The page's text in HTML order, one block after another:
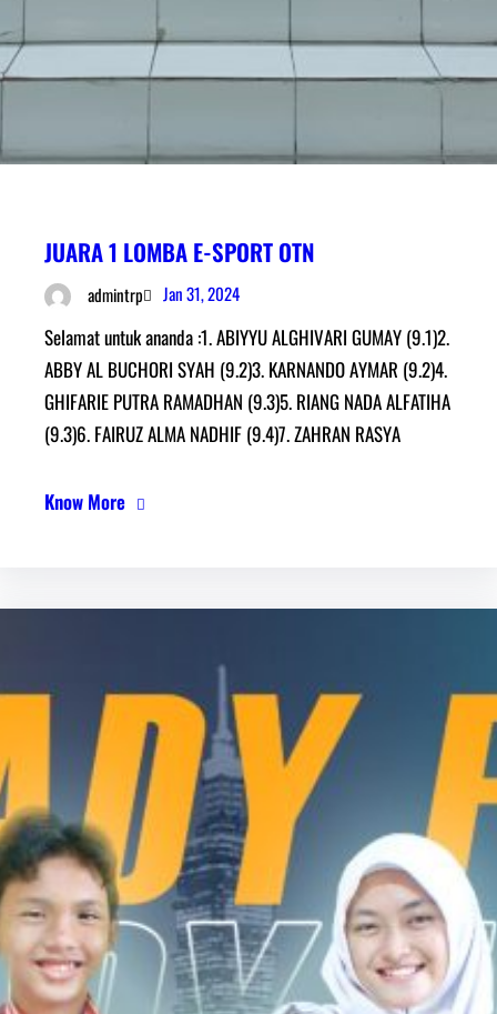
JUARA 1 LOMBA E-SPORT OTN
admintrp Jan 31, 2024
Selamat untuk ananda :1. ABIYYU ALGHIVARI GUMAY (9.1)2.
ABBY AL BUCHORI SYAH (9.2)3. KARNANDO AYMAR (9.2)4.
GHIFARIE PUTRA RAMADHAN (9.3)5. RIANG NADA ALFATIHA
(9.3)6. FAIRUZ ALMA NADHIF (9.4)7. ZAHRAN RASYA
Know More